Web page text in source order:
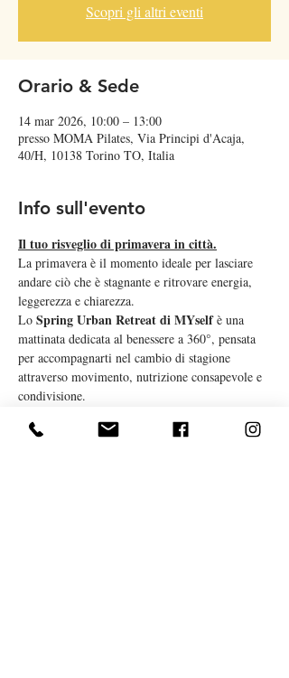
Scopri gli altri eventi
Orario & Sede
14 mar 2026, 10:00 – 13:00
presso MOMA Pilates, Via Principi d'Acaja,
40/H, 10138 Torino TO, Italia
Info sull'evento
Il tuo risveglio di primavera in città.
La primavera è il momento ideale per lasciare
andare ciò che è stagnante e ritrovare energia,
leggerezza e chiarezza.
Lo Spring Urban Retreat di MYself è una
mattinata dedicata al benessere a 360°, pensata
per accompagnarti nel cambio di stagione
attraverso movimento, nutrizione consapevole e
condivisione.
nel cuore della città.